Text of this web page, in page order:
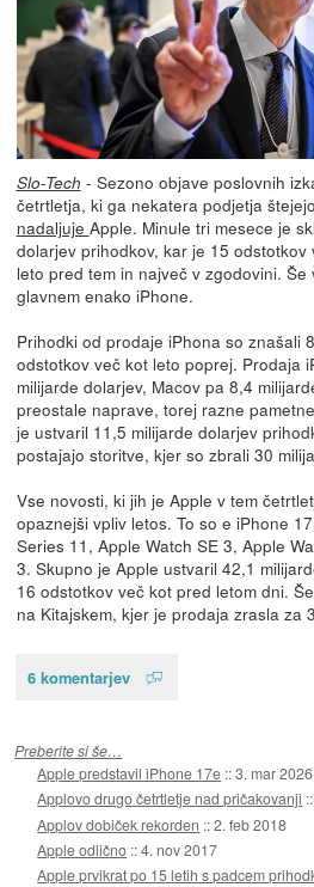
Slo-Tech - Sezono objave poslovnih
četrtletja, ki ga nekatera podjetja
nadaljuje Apple. Minule tri mesece je
dolarjev prihodkov, kar je 15
leto pred tem in največ v zgodovini.
glavnem enako iPhone.
Prihodki od prodaje iPhona so znašali
odstotkov več kot leto poprej. Prodaja
milijarde dolarjev, Macov pa 8,4
preostale naprave, torej razne
je ustvaril 11,5 milijarde dolarjev
postajajo storitve, kjer so zbrali 30
Vse novosti, ki jih je Apple v tem
opaznejši vpliv letos. To so e iPhone
Series 11, Apple Watch SE 3, Apple
3. Skupno je Apple ustvaril 42,1
16 odstotkov več kot pred letom dni.
na Kitajskem, kjer je prodaja zrasla za
6 komentarjev
Preberite si še…
Apple predstavil iPhone 17e ::3. mar 2026
Applovo drugo četrtletje nad pričakovanji
Applov dobiček rekorden ::2. feb 2018
Apple odlično ::4. nov 2017
Apple prvikrat po 15 letih s padcem